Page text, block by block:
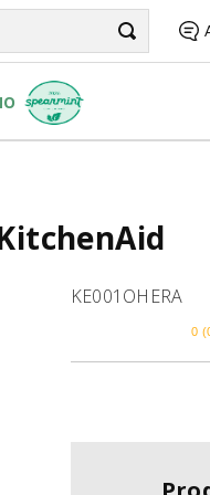
KE001OHERA
0 (